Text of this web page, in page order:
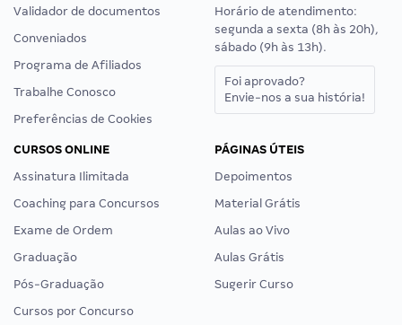
Validador de documentos
Conveniados
Programa de Afiliados
Trabalhe Conosco
Preferências de Cookies
Horário de atendimento:
segunda a sexta (8h às 20h),
sábado (9h às 13h).
Foi aprovado?
Envie-nos a sua história!
CURSOS ONLINE
Assinatura Ilimitada
Coaching para Concursos
Exame de Ordem
Graduação
Pós-Graduação
Cursos por Concurso
PÁGINAS ÚTEIS
Depoimentos
Material Grátis
Aulas ao Vivo
Aulas Grátis
Sugerir Curso